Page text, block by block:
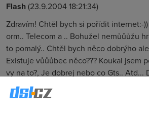
Flash(23.9.2004 18:21:34)
Zdravím! Chtěl bych si pořídit internet:-
orm.. Telecom a .. Bohužel nemůůůžu
to pomalý.. Chtěl bych něco dobrýho
Existuje vůůůbec něco??? Koukal jsem
vy na to?, Je dobrej nebo co Gts.. Atd...